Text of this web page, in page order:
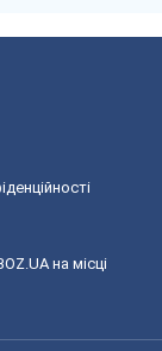
на місці